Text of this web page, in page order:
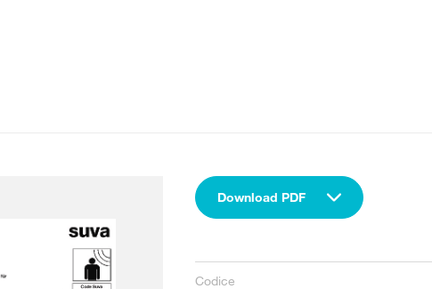
Download PDF
Codice